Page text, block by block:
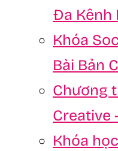
Đa Kênh
Khóa
Bài Bản
Chương
Creative
Khóa